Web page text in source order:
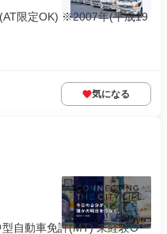
限定OK) ※2007年(平成19
気になる
自動車免許(MT) 未経験O